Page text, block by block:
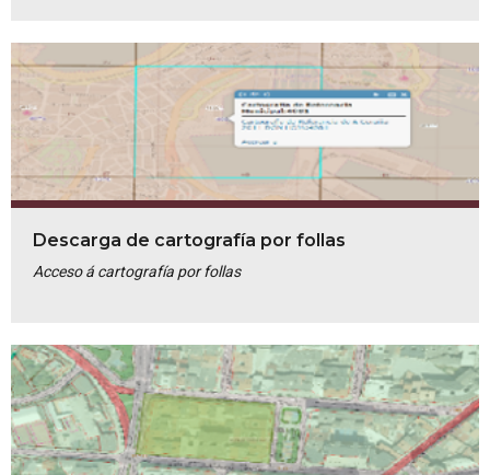
Descarga de cartografía por follas
Acceso á cartografía por follas